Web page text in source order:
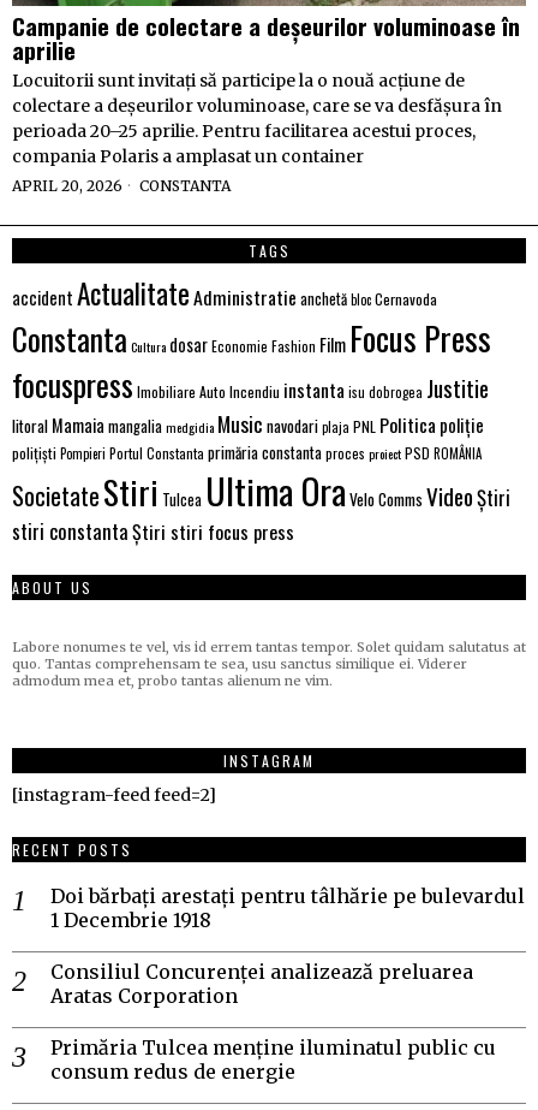
Campanie de colectare a deșeurilor voluminoase în
aprilie
Locuitorii sunt invitați să participe la o nouă acțiune de
colectare a deșeurilor voluminoase, care se va desfășura în
perioada 20–25 aprilie. Pentru facilitarea acestui proces,
compania Polaris a amplasat un container
APRIL 20, 2026 CONSTANTA
TAGS
accidentActualitateAdministratie anchetăblocCernavoda
Constanta Cultura dosarEconomie Fashion Film Focus Press
focuspress Imobiliare Auto Incendiu instanta isu dobrogea Justitie
litoral Mamaia mangaliamedgidia Music navodariplaja PNL Politica poliție
polițiști Pompieri Portul Constanta primăria constantaproces proiectPSD ROMÂNIA
SocietateStiri Tulcea Ultima Ora Velo Comms VideoȘtiri
stiri constantaȘtiri stiri focus press
ABOUT US
Labore nonumes te vel, vis id errem tantas tempor. Solet quidam salutatus at
quo. Tantas comprehensam te sea, usu sanctus similique ei. Viderer
admodum mea et, probo tantas alienum ne vim.
INSTAGRAM
[instagram-feed feed=2]
RECENT POSTS
Doi bărbați arestați pentru tâlhărie pe bulevardul
1 Decembrie 1918
Consiliul Concurenței analizează preluarea
Aratas Corporation
Primăria Tulcea menține iluminatul public cu
consum redus de energie